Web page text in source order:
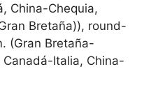
China-Chequia,
Bretaña)), round-
(Gran Bretaña-
Italia, China-